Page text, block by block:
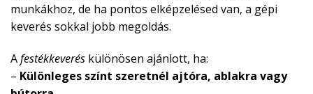
munkákhoz, de ha pontos elképzelésed van, a gépi
keverés sokkal jobb megoldás.
Afestékkeverés különösen ajánlott, ha:
– Különleges színt szeretnél ajtóra, ablakra vagy